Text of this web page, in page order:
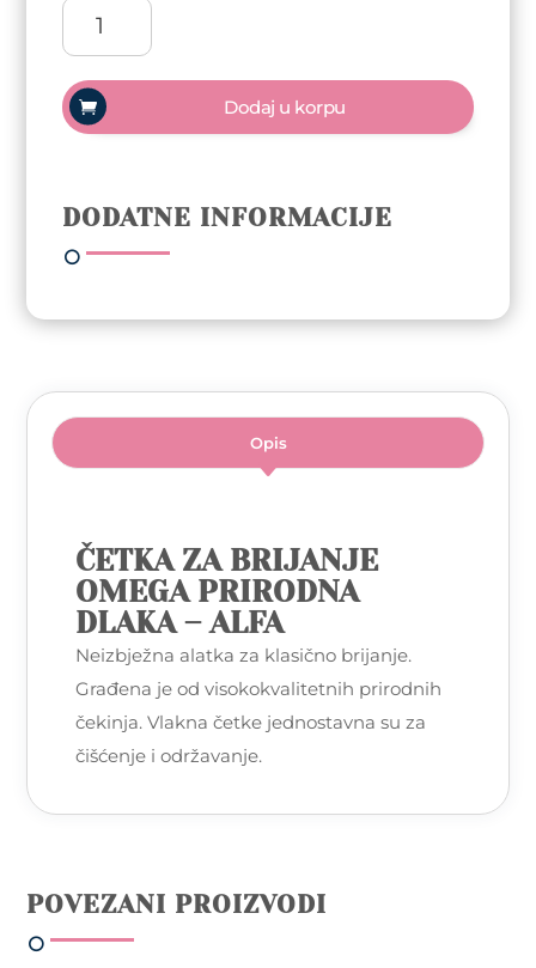
Četka
brijanje
Omega
prirodna
dlaka
količina
Dodaj u korpu
DODATNE INFORMACIJE
Opis
ČETKA ZA BRIJANJE
OMEGA PRIRODNA
DLAKA – ALFA
Neizbježna alatka za klasično brijanje.
Građena je od visokokvalitetnih prirodnih
čekinja. Vlakna četke jednostavna su za
čišćenje i održavanje.
POVEZANI PROIZVODI